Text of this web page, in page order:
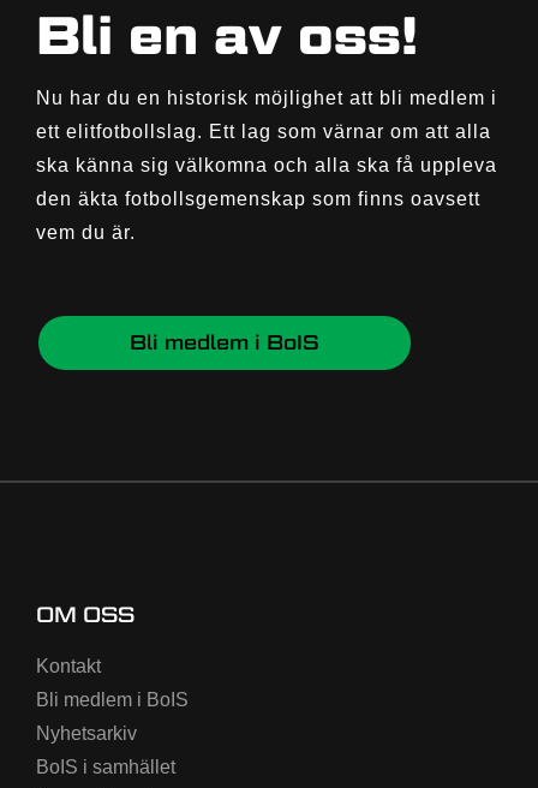
Bli en av oss!
Nu har du en historisk möjlighet att bli medlem i
ett elitfotbollslag. Ett lag som värnar om att alla
ska känna sig välkomna och alla ska få uppleva
den äkta fotbollsgemenskap som finns oavsett
vem du är.
Bli medlem i BoIS
OM OSS
Kontakt
Bli medlem i BoIS
Nyhetsarkiv
BoIS i samhället